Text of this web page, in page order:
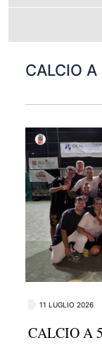
CALCIO A
11 LUGLIO 2026
CALCIO A